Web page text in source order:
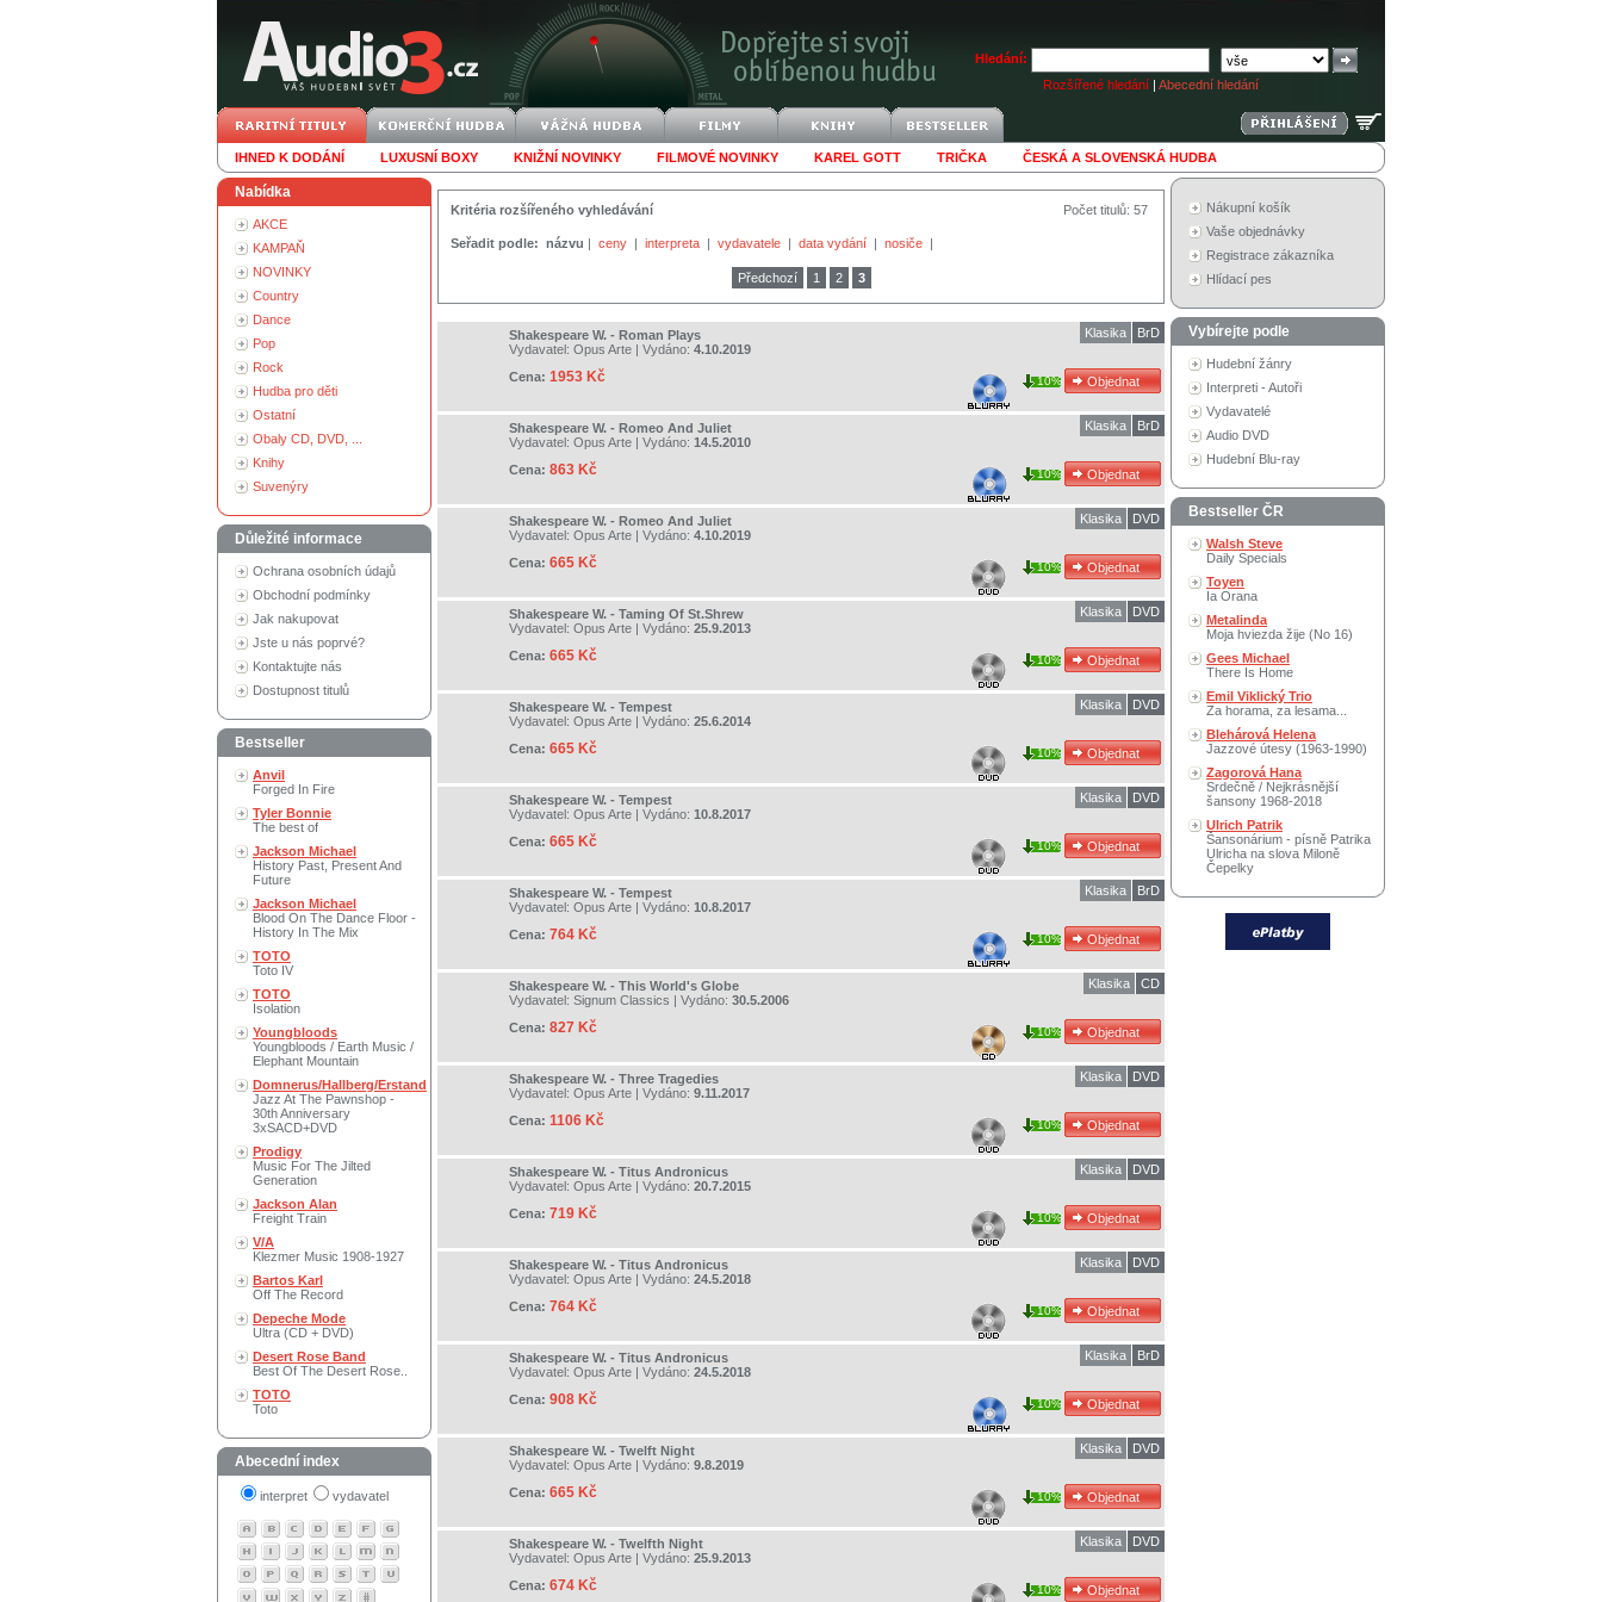
Hledání:
Rozšířené hledání | Abecední hledání
IHNED K DODÁNÍ LUXUSNÍ BOXY KNIŽNÍ NOVINKY FILMOVÉ NOVINKY KAREL GOTT TRIČKA ČESKÁ A SLOVENSKÁ HUDBA
Nabídka
AKCE
KAMPAŇ
NOVINKY
Country
Dance
Pop
Rock
Hudba pro děti
Ostatní
Obaly CD, DVD, ...
Knihy
Suvenýry
Důležité informace
Ochrana osobních údajů
Obchodní podmínky
Jak nakupovat
Jste u nás poprvé?
Kontaktujte nás
Dostupnost titulů
Bestseller
Anvil
Forged In Fire
Tyler Bonnie
The best of
Jackson Michael
History Past, Present And
Future
Jackson Michael
Blood On The Dance Floor -
History In The Mix
TOTO
Toto IV
TOTO
Isolation
Youngbloods
Youngbloods / Earth Music /
Elephant Mountain
Domnerus/Hallberg/Erstand
Jazz At The Pawnshop -
30th Anniversary
3xSACD+DVD
Prodigy
Music For The Jilted
Generation
Jackson Alan
Freight Train
V/A
Klezmer Music 1908-1927
Bartos Karl
Off The Record
Depeche Mode
Ultra (CD + DVD)
Desert Rose Band
Best Of The Desert Rose..
TOTO
Toto
Abecední index
interpret vydavatel
Počet titulů: 57
Kritéria rozšířeného vyhledávání
Seřadit podle: názvu | ceny | interpreta | vydavatele | data vydání | nosiče |
Předchozí 1 2 3
Shakespeare W. - Roman Plays
Vydavatel: Opus Arte | Vydáno: 4.10.2019
Cena: 1953 Kč
BrD
Klasika
10%
Shakespeare W. - Romeo And Juliet
Vydavatel: Opus Arte | Vydáno: 14.5.2010
Cena: 863 Kč
BrD
Klasika
10%
Shakespeare W. - Romeo And Juliet
Vydavatel: Opus Arte | Vydáno: 4.10.2019
Cena: 665 Kč
DVD
Klasika
10%
Shakespeare W. - Taming Of St.Shrew
Vydavatel: Opus Arte | Vydáno: 25.9.2013
Cena: 665 Kč
DVD
Klasika
10%
Shakespeare W. - Tempest
Vydavatel: Opus Arte | Vydáno: 25.6.2014
Cena: 665 Kč
DVD
Klasika
10%
Shakespeare W. - Tempest
Vydavatel: Opus Arte | Vydáno: 10.8.2017
Cena: 665 Kč
DVD
Klasika
10%
Shakespeare W. - Tempest
Vydavatel: Opus Arte | Vydáno: 10.8.2017
Cena: 764 Kč
BrD
Klasika
10%
Shakespeare W. - This World's Globe
Vydavatel: Signum Classics | Vydáno: 30.5.2006
Cena: 827 Kč
CD
Klasika
10%
Shakespeare W. - Three Tragedies
Vydavatel: Opus Arte | Vydáno: 9.11.2017
Cena: 1106 Kč
DVD
Klasika
10%
Shakespeare W. - Titus Andronicus
Vydavatel: Opus Arte | Vydáno: 20.7.2015
Cena: 719 Kč
DVD
Klasika
10%
Shakespeare W. - Titus Andronicus
Vydavatel: Opus Arte | Vydáno: 24.5.2018
Cena: 764 Kč
DVD
Klasika
10%
Shakespeare W. - Titus Andronicus
Vydavatel: Opus Arte | Vydáno: 24.5.2018
Cena: 908 Kč
BrD
Klasika
10%
Shakespeare W. - Twelft Night
Vydavatel: Opus Arte | Vydáno: 9.8.2019
Cena: 665 Kč
DVD
Klasika
10%
Shakespeare W. - Twelfth Night
Vydavatel: Opus Arte | Vydáno: 25.9.2013
Cena: 674 Kč
DVD
Klasika
10%
Nákupní košík
Vaše objednávky
Registrace zákazníka
Hlídací pes
Vybírejte podle
Hudební žánry
Interpreti - Autoři
Vydavatelé
Audio DVD
Hudební Blu-ray
Bestseller ČR
Walsh Steve
Daily Specials
Toyen
Ia Orana
Metalinda
Moja hviezda žije (No 16)
Gees Michael
There Is Home
Emil Viklický Trio
Za horama, za lesama...
Blehárová Helena
Jazzové útesy (1963-1990)
Zagorová Hana
Srdečně / Nejkrásnější
šansony 1968-2018
Ulrich Patrik
Šansonárium - písně Patrika
Ulricha na slova Miloně
Čepelky